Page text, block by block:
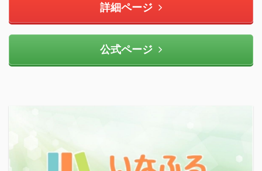
詳細ページ
公式ページ